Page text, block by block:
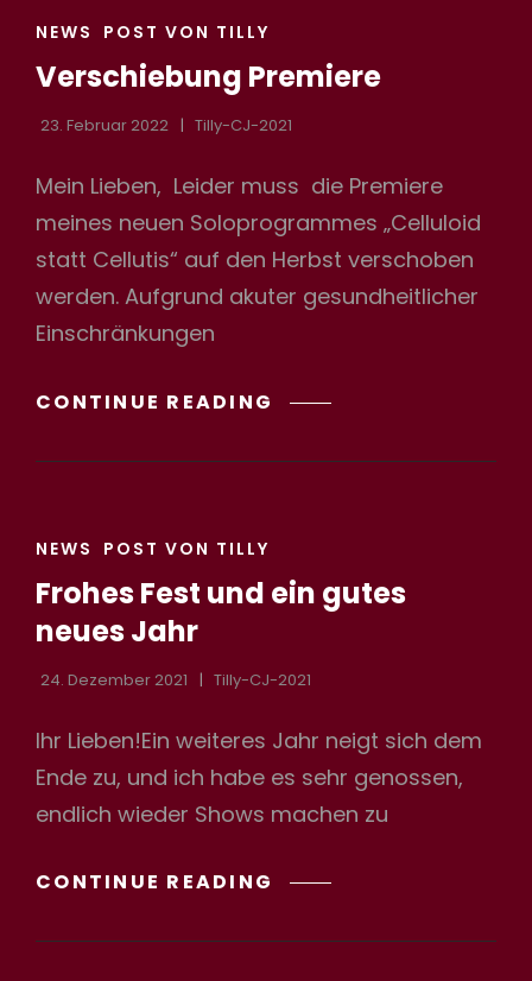
CAT
NEWS POST VON TILLY
Verschiebung Premiere
23. Februar 2022 Tilly-CJ-2021
Mein Lieben, Leider muss die Premiere
meines neuen Soloprogrammes „Celluloid
statt Cellutis“ auf den Herbst verschoben
werden. Aufgrund akuter gesundheitlicher
Einschränkungen
CONTINUE READING VERSCHIEBUNG
CAT
NEWS POST VON TILLY
Frohes Fest und ein gutes
neues Jahr
24. Dezember 2021 Tilly-CJ-2021
Ihr Lieben!Ein weiteres Jahr neigt sich dem
Ende zu, und ich habe es sehr genossen,
endlich wieder Shows machen zu
CONTINUE READING FROHES
UND